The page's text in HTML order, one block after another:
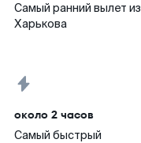
Самый ранний вылет из
Харькова
около 2 часов
Самый быстрый